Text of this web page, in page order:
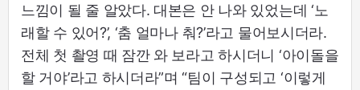
느낌이 될 줄 알았다. 대본은 안 나와 있었는데 ‘노
래할 수 있어?’, ‘춤 얼마나 춰?’라고 물어보시더라.
전체 첫 촬영 때 잠깐 와 보라고 하시더니 ‘아이돌을
할 거야’라고 하시더라”며 “팀이 구성되고 ‘이렇게